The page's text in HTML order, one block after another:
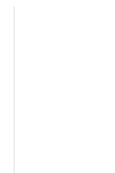
한계·탄약 부족 현실
미화원 수거차에 치여
대 남성 2명 숨져
일 없게"…'결혼 페널
전복…1명 사망·1명